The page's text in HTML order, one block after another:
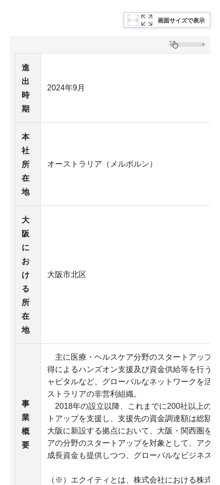
画面サイズで表示
進
出
時
期
2024年9月
本
社
所
在
地
オーストラリア（メルボルン）
大
阪
に
お
け
る
所
在
地
大阪市北区
事
業
概
要
主に医療・ヘルスケア分野のスタートアップ
得によるハンズオン支援及び資金供給等を行う
ャピタルなど、グローバルなネットワークを活
ストラリアの非営利組織。
2018年の設立以降、これまでに200社以上の
トアップを支援し、支援先の資金調達額は総額
大阪に新設する拠点において、大阪・関西圏を
アの分野のスタートアップを対象として、アク
成長資金も提供しつつ、グローバルなビジネス
（※）エクイティとは、株式会社における株式